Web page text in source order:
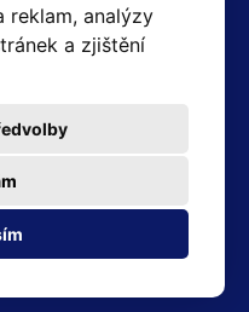
reklam, analýzy
a zjištění